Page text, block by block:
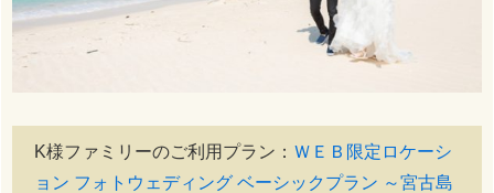
K様ファミリーのご利用プラン： ＷＥＢ限定ロケーシ
ョン フォトウェディング ベーシックプラン ～宮古島